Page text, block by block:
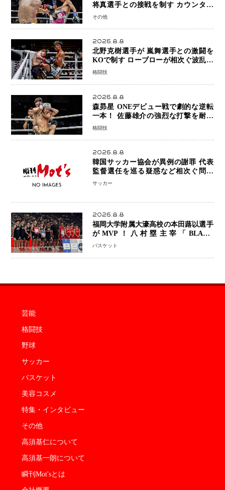
将真選手との接戦を制す カウンター
と正確な打撃で判定勝利
その他
2026.8.8
北野克樹選手が 嵐舞選手との激闘を
KOで制す ローブローが相次ぐ波乱の
展開…涙の勝利「生まれてくる娘のた
格闘技
2026.8.8
森昴星 ONEデビュー戦で劇的な逆転
一本！ 佐藤雄介の強烈な打撃を耐え
抜き、リアネイキッドチョークで勝利
格闘技
2026.8.8
韓国サッカー協会が異例の謝罪 代表
監督選任を巡る疑惑など相次ぐ問題
「組織の刷新」誓う
サッカー
2026.8.8
福岡大学附属大濠高校の本田蕗以選手
がMVP！八村塁主宰「BLACK
SAMURAI SUMMIT 2026」で存在
なった」
バスケット
芸能
格闘技
野球
サッカー
バスケット
美容コスメ
特集・インタビュー
その他
高須基仁について
高須基一朗について
瞬刊Mot'sとは